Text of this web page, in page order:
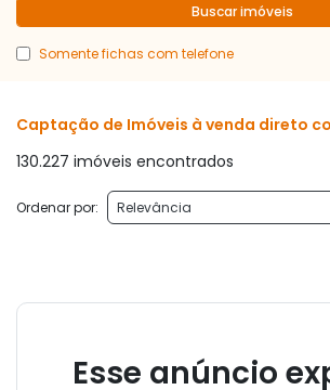
Buscar imóveis
Somente fichas com telefone
Captação de Imóveis à venda direto
130.227 imóveis encontrados
Ordenar por:
Esse anúncio